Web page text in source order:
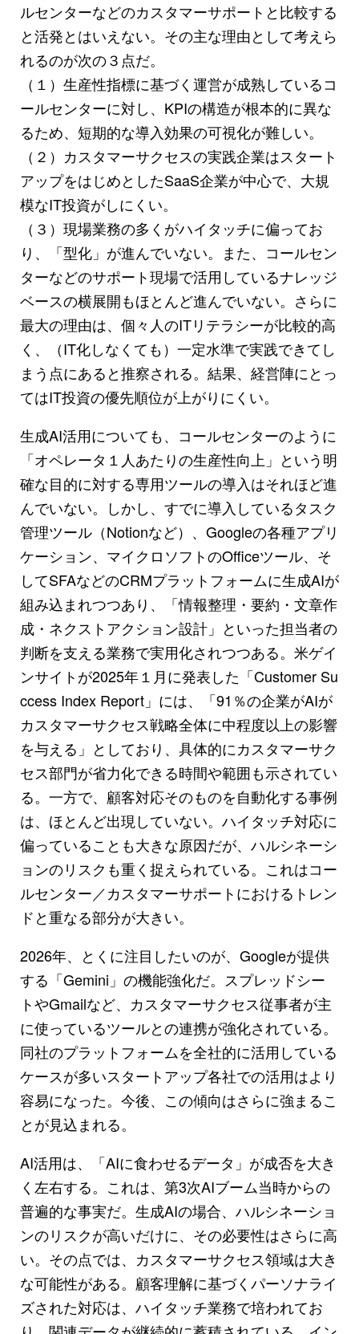
ルセンターなどのカスタマーサポートと比較する
と活発とはいえない。その主な理由として考えら
れるのが次の３点だ。
（１）生産性指標に基づく運営が成熟しているコ
ールセンターに対し、KPIの構造が根本的に異な
るため、短期的な導入効果の可視化が難しい。
（２）カスタマーサクセスの実践企業はスタート
アップをはじめとしたSaaS企業が中心で、大規
模なIT投資がしにくい。
（３）現場業務の多くがハイタッチに偏ってお
り、「型化」が進んでいない。また、コールセン
ターなどのサポート現場で活用しているナレッジ
ベースの横展開もほとんど進んでいない。さらに
最大の理由は、個々人のITリテラシーが比較的高
く、（IT化しなくても）一定水準で実践できてし
まう点にあると推察される。結果、経営陣にとっ
てはIT投資の優先順位が上がりにくい。
生成AI活用についても、コールセンターのように
「オペレータ１人あたりの生産性向上」という明
確な目的に対する専用ツールの導入はそれほど進
んでいない。しかし、すでに導入しているタスク
管理ツール（Notionなど）、Googleの各種アプリ
ケーション、マイクロソフトのOfficeツール、そ
してSFAなどのCRMプラットフォームに生成AIが
組み込まれつつあり、「情報整理・要約・文章作
成・ネクストアクション設計」といった担当者の
判断を支える業務で実用化されつつある。米ゲイ
ンサイトが2025年１月に発表した「Customer Su
ccess Index Report」には、「91％の企業がAIが
カスタマーサクセス戦略全体に中程度以上の影響
を与える」としており、具体的にカスタマーサク
セス部門が省力化できる時間や範囲も示されてい
る。一方で、顧客対応そのものを自動化する事例
は、ほとんど出現していない。ハイタッチ対応に
偏っていることも大きな原因だが、ハルシネーシ
ョンのリスクも重く捉えられている。これはコー
ルセンター／カスタマーサポートにおけるトレン
ドと重なる部分が大きい。
2026年、とくに注目したいのが、Googleが提供
する「Gemini」の機能強化だ。スプレッドシー
トやGmailなど、カスタマーサクセス従事者が主
に使っているツールとの連携が強化されている。
同社のプラットフォームを全社的に活用している
ケースが多いスタートアップ各社での活用はより
容易になった。今後、この傾向はさらに強まるこ
とが見込まれる。
AI活用は、「AIに食わせるデータ」が成否を大き
く左右する。これは、第3次AIブーム当時からの
普遍的な事実だ。生成AIの場合、ハルシネーショ
ンのリスクが高いだけに、その必要性はさらに高
い。その点では、カスタマーサクセス領域は大き
な可能性がある。顧客理解に基づくパーソナライ
ズされた対応は、ハイタッチ業務で培われてお